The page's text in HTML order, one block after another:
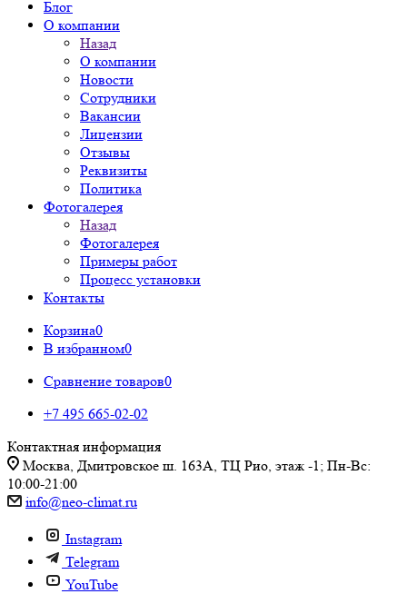
Блог
О компании
Назад
О компании
Новости
Сотрудники
Вакансии
Лицензии
Отзывы
Реквизиты
Политика
Фотогалерея
Назад
Фотогалерея
Примеры работ
Процесс установки
Контакты
Корзина0
В избранном0
Сравнение товаров0
+7 495 665-02-02
Контактная информация
Москва, Дмитровское ш. 163А, ТЦ Рио, этаж -1; Пн-Вс:
10:00-21:00
info@neo-climat.ru
Instagram
Telegram
YouTube